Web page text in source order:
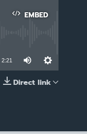
EMBED
EMBED
2:21
Direct link